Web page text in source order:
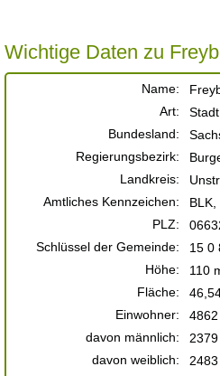
Wichtige Daten zu
Name:
Art:
Stadt
Bundesland:
Regierungsbezirk:
Landkreis:
Amtliches Kennzeichen:
BLK,
PLZ:
Schlüssel der Gemeinde:
15 0
Höhe:
110
Fläche:
Einwohner:
4862
davon männlich:
2379
davon weiblich:
2483